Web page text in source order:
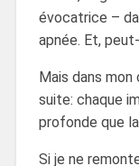
évocatrice –
apnée. Et,
Mais dans
suite: chaque
profonde que
Si je ne